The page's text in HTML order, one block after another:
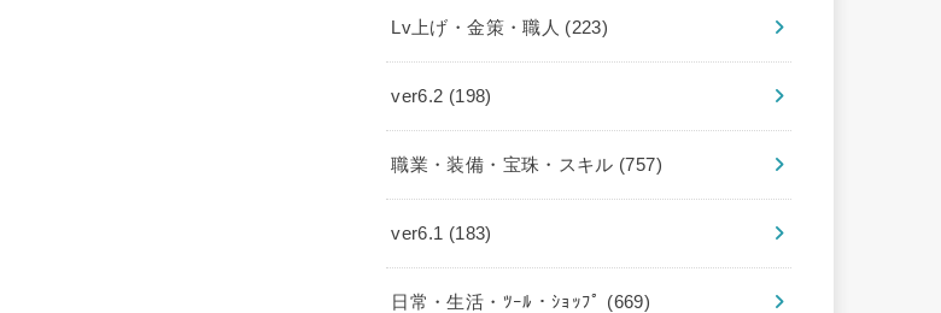
Lv上げ・金策・職人 (223)
ver6.2 (198)
職業・装備・宝珠・スキル (757)
ver6.1 (183)
日常・生活・ﾂｰﾙ・ｼｮｯﾌﾟ (669)